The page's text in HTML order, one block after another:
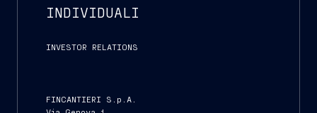
INDIVIDUALI
INVESTOR RELATIONS
FINCANTIERI S.p.A.